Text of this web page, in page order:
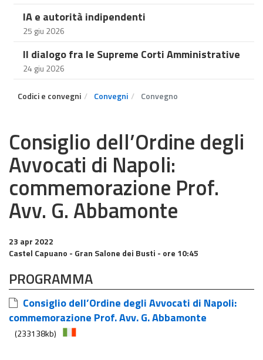
IA e autorità indipendenti
25 giu 2026
Il dialogo fra le Supreme Corti Amministrative
24 giu 2026
Codici e convegni Convegni Convegno
Consiglio dell’Ordine degli
Avvocati di Napoli:
commemorazione Prof.
Avv. G. Abbamonte
23 apr 2022
Castel Capuano - Gran Salone dei Busti - ore 10:45
PROGRAMMA
Consiglio dell’Ordine degli Avvocati di Napoli:
commemorazione Prof. Avv. G. Abbamonte
(233138kb)